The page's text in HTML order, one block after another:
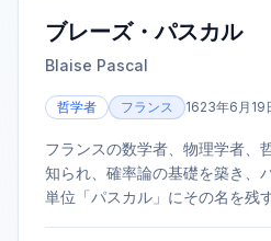
ブレーズ・パスカル
Blaise Pascal
哲学者 フランス 1623年6月19
フランスの数学者、物理学者、
知られ、確率論の基礎を築き、
単位「パスカル」にその名を残